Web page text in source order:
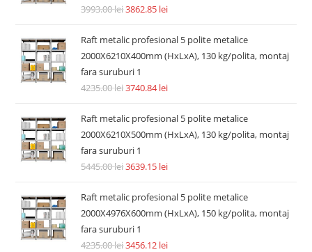
3993.00lei3862.85 lei
Raft metalic profesional 5 polite metalice
2000X6210X400mm (HxLxA), 130 kg/polita, montaj
fara suruburi 1
4235.00lei3740.84lei
Raft metalic profesional 5 polite metalice
2000X6210X500mm (HxLxA), 130 kg/polita, montaj
fara suruburi 1
5445.00lei3639.15 lei
Raft metalic profesional 5 polite metalice
2000X4976X600mm (HxLxA), 150 kg/polita, montaj
fara suruburi 1
4235.00lei3456.12 lei